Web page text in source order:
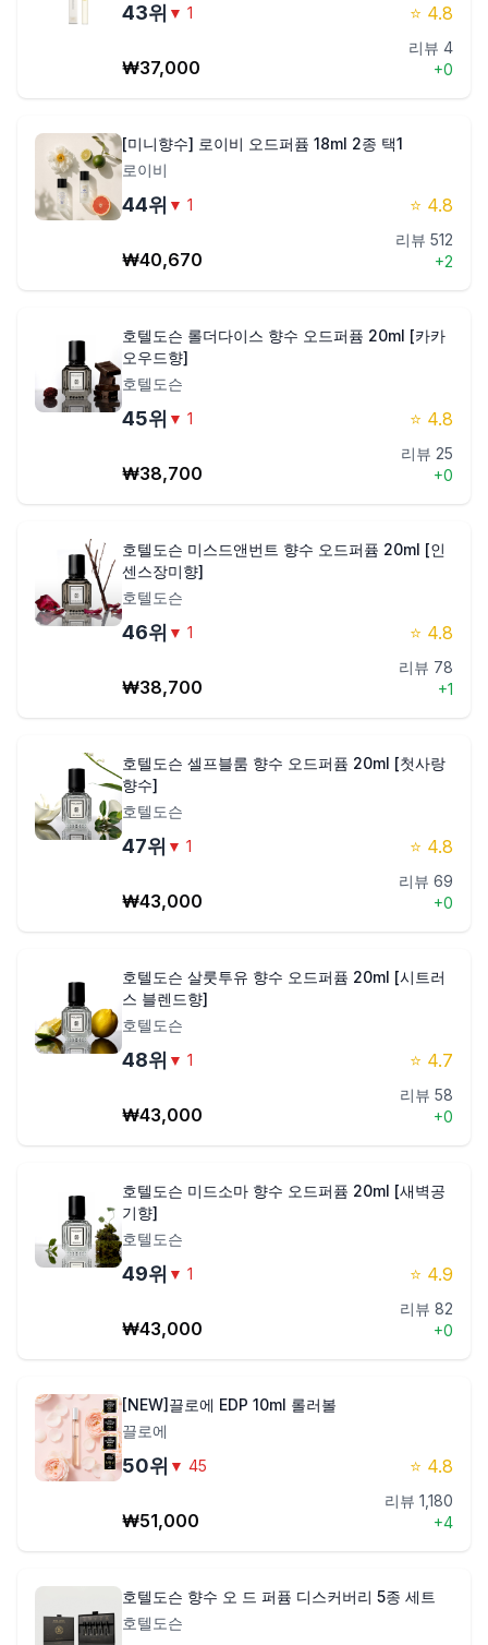
43위 ▼ 1 ⭐ 4.8
₩37,000
리뷰 4
+0
[미니향수] 로이비 오드퍼퓸 18ml 2종 택1
로이비
44위 ▼ 1 ⭐ 4.8
₩40,670
리뷰 512
+2
호텔도슨 롤더다이스 향수 오드퍼퓸 20ml [카카
오우드향]
호텔도슨
45위 ▼ 1 ⭐ 4.8
₩38,700
리뷰 25
+0
호텔도슨 미스드앤번트 향수 오드퍼퓸 20ml [인
센스장미향]
호텔도슨
46위 ▼ 1 ⭐ 4.8
₩38,700
리뷰 78
+1
호텔도슨 셀프블룸 향수 오드퍼퓸 20ml [첫사랑
향수]
호텔도슨
47위 ▼ 1 ⭐ 4.8
₩43,000
리뷰 69
+0
호텔도슨 살룻투유 향수 오드퍼퓸 20ml [시트러
스 블렌드향]
호텔도슨
48위 ▼ 1 ⭐ 4.7
₩43,000
리뷰 58
+0
호텔도슨 미드소마 향수 오드퍼퓸 20ml [새벽공
기향]
호텔도슨
49위 ▼ 1 ⭐ 4.9
₩43,000
리뷰 82
+0
[NEW]끌로에 EDP 10ml 롤러볼
끌로에
50위 ▼ 45 ⭐ 4.8
₩51,000
리뷰 1,180
+4
호텔도슨 향수 오 드 퍼퓸 디스커버리 5종 세트
호텔도슨